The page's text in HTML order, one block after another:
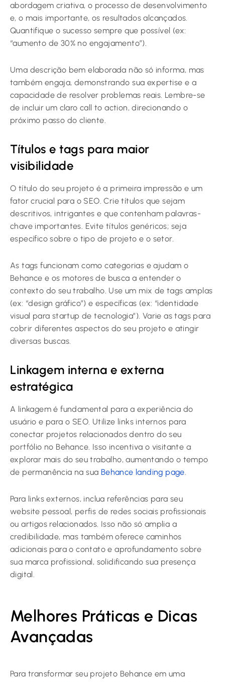
abordagem criativa, o processo de desenvolvimento
e, o mais importante, os resultados alcançados.
Quantifique o sucesso sempre que possível (ex:
“aumento de 30% no engajamento”).
Uma descrição bem elaborada não só informa, mas
também engaja, demonstrando sua expertise e a
capacidade de resolver problemas reais. Lembre-se
de incluir um claro call to action, direcionando o
próximo passo do cliente.
Títulos e tags para maior
visibilidade
O título do seu projeto é a primeira impressão e um
fator crucial para o SEO. Crie títulos que sejam
descritivos, intrigantes e que contenham palavras-
chave importantes. Evite títulos genéricos; seja
específico sobre o tipo de projeto e o setor.
As tags funcionam como categorias e ajudam o
Behance e os motores de busca a entender o
contexto do seu trabalho. Use um mix de tags amplas
(ex: “design gráfico”) e específicas (ex: “identidade
visual para startup de tecnologia”). Varie as tags para
cobrir diferentes aspectos do seu projeto e atingir
diversas buscas.
Linkagem interna e externa
estratégica
A linkagem é fundamental para a experiência do
usuário e para o SEO. Utilize links internos para
conectar projetos relacionados dentro do seu
portfólio no Behance. Isso incentiva o visitante a
explorar mais do seu trabalho, aumentando o tempo
de permanência na sua Behance landing page.
Para links externos, inclua referências para seu
website pessoal, perfis de redes sociais profissionais
ou artigos relacionados. Isso não só amplia a
credibilidade, mas também oferece caminhos
adicionais para o contato e aprofundamento sobre
sua marca profissional, solidificando sua presença
digital.
Melhores Práticas e Dicas
Avançadas
Para transformar seu projeto Behance em uma